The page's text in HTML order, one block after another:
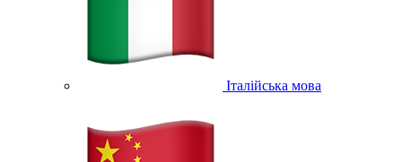
Італійська мова